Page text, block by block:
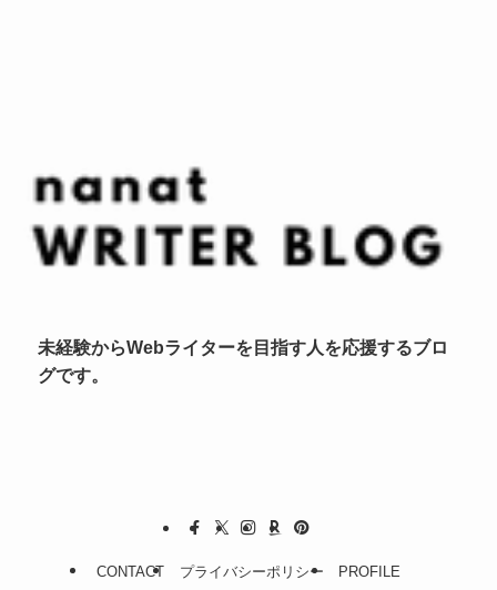
未経験からWebライターを目指す人を応援するブロ
グです。
CONTACT プライバシーポリシー PROFILE